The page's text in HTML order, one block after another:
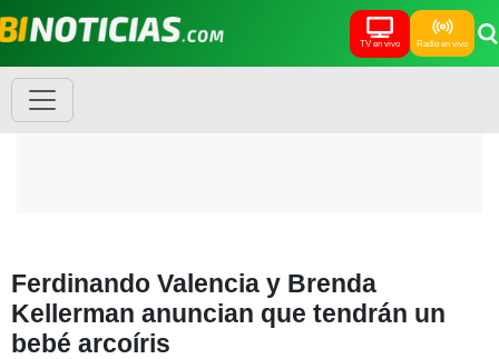
TV en vivo Radio en vivo
Ferdinando Valencia y Brenda
Kellerman anuncian que tendrán un
bebé arcoíris